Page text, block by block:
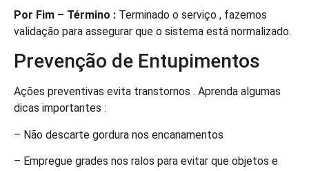
Por Fim – Término : Terminado o serviço , fazemos
validação para assegurar que o sistema está normalizado.
Prevenção de Entupimentos
Ações preventivas evita transtornos . Aprenda algumas
dicas importantes :
– Não descarte gordura nos encanamentos
– Empregue grades nos ralos para evitar que objetos e